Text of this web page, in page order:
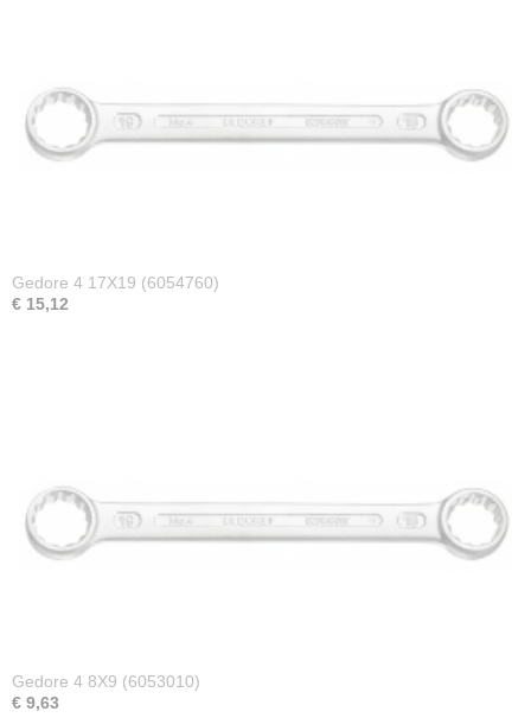
Gedore 4 17X19 (6054760)
€ 15,12
Gedore 4 8X9 (6053010)
€ 9,63